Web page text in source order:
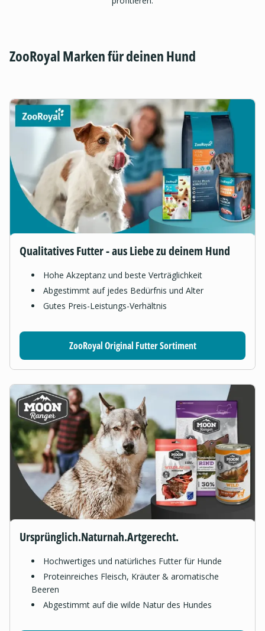
ZooRoyal Marken für deinen Hund
Qualitatives Futter - aus Liebe zu deinem Hund
Hohe Akzeptanz und beste Verträglichkeit
Abgestimmt auf jedes Bedürfnis und Alter
Gutes Preis-Leistungs-Verhältnis
ZooRoyal Original Futter Sortiment
Ursprünglich.Naturnah.Artgerecht.
Hochwertiges und natürliches Futter für Hunde
Proteinreiches Fleisch, Kräuter & aromatische
Beeren
Abgestimmt auf die wilde Natur des Hundes